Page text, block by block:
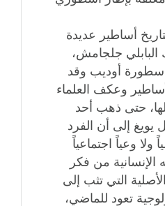
أساطير عديدة
جلجامش،
أوديب وقد
وعكف العلماء
حتى ذهب أحد
يويغ إلى أن الفرد
وعياً اجتماعياً
الإنسانية من فكر
التي تثب إلى
تعود للماضي،